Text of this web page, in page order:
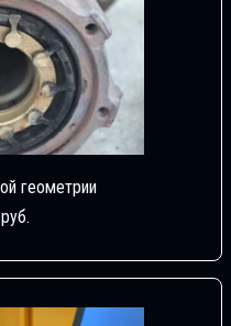
геометрии